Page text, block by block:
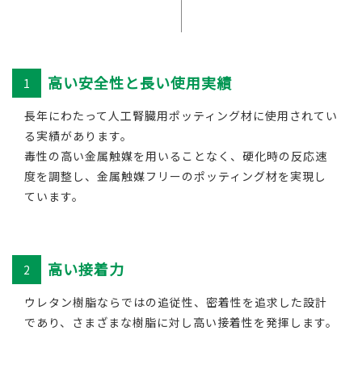
1 高い安全性と長い使用実績
長年にわたって人工腎臓用ポッティング材に使用​されてい
る実績があります。
毒性の高い金属触媒を用いることなく、硬化時の反応速
度を​調整し、金属触媒フリーのポッティング材を実現し
ています。
2 高い接着力
ウレタン樹脂ならではの追従性、密着性を追求した設計
であり、さまざまな樹脂に対し高い接着性を発揮します。